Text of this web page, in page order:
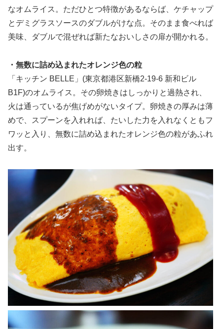
なオムライス。ただひとつ特徴があるならば、ケチャップ
とデミグラスソースのダブルがけな点。そのまま食べれば
美味、ダブルで混ぜれば新たなおいしさの扉が開かれる。
・無数に詰め込まれたオレンジ色の粒
「キッチン BELLE」(東京都港区新橋2-19-6 新和ビル
B1F)のオムライス。その卵焼きはしっかりと過熱され、
火は通っているが焦げめがないタイプ。卵焼きの厚みは薄
めで、スプーンを入れれば、たいした力を入れなくともフ
ワッと入り、無数に詰め込まれたオレンジ色の粒があふれ
出す。